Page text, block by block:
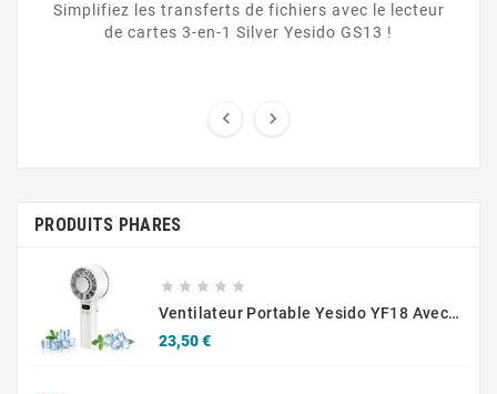
Simplifiez les transferts de fichiers avec le lecteur
de cartes 3-en-1 Silver Yesido GS13 !
 
PRODUITS PHARES
    
Ventilateur Portable Yesido YF18 Avec Refroidissement Par Air 3600 MAh Blanc
23,50 €Prix